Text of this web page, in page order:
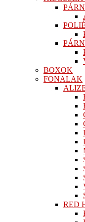
BOXOK
FONALAK
RED